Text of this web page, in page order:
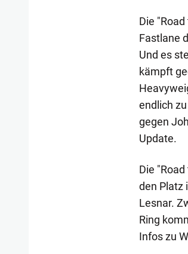
Die
Fastlane
Und es
kämpft
endlich
gegen
Update.
Die
den Platz
Lesnar.
Ring
Infos zu